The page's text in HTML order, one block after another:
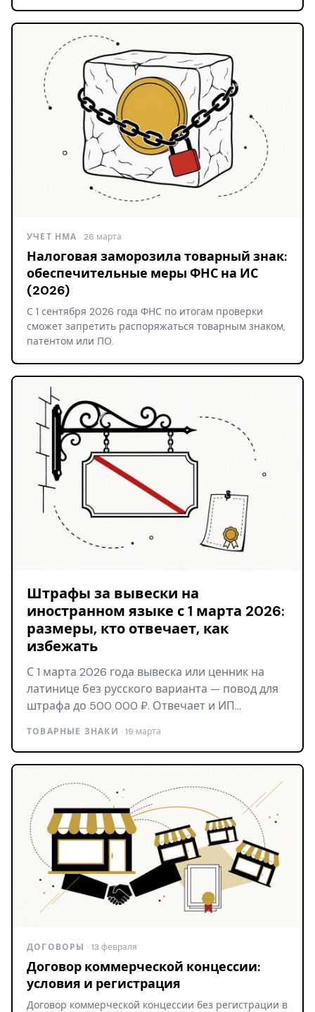
УЧЕТ НМА · 26 марта
Налоговая заморозила товарный знак:
обеспечительные меры ФНС на ИС
(2026)
С 1 сентября 2026 года ФНС по итогам проверки
сможет запретить распоряжаться товарным знаком,
патентом или ПО.
Штрафы за вывески на
иностранном языке с 1 марта 2026:
размеры, кто отвечает, как
избежать
С 1 марта 2026 года вывеска или ценник на
латинице без русского варианта — повод для
штрафа до 500 000 ₽. Отвечает и ИП…
ТОВАРНЫЕ ЗНАКИ · 19 марта
ДОГОВОРЫ · 13 февраля
Договор коммерческой концессии:
условия и регистрация
Договор коммерческой концессии без регистрации в